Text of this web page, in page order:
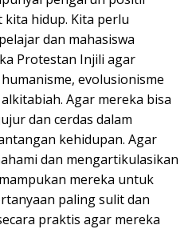
kita hidup. Kita perlu
dan mahasiswa
Protestan Injili agar
evolusionisme
Agar mereka bisa
dan cerdas dalam
kehidupan. Agar
dan mengartikulasikan
mereka untuk
paling sulit dan
praktis agar mereka